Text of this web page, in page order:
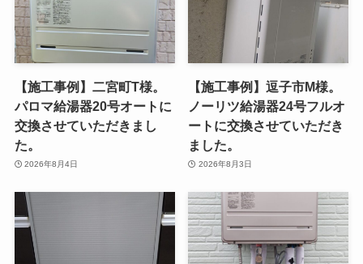
【施工事例】二宮町T様。
パロマ給湯器20号オートに
交換させていただきまし
た。
2026年8月4日
【施工事例】逗子市M様。
ノーリツ給湯器24号フルオ
ートに交換させていただき
ました。
2026年8月3日